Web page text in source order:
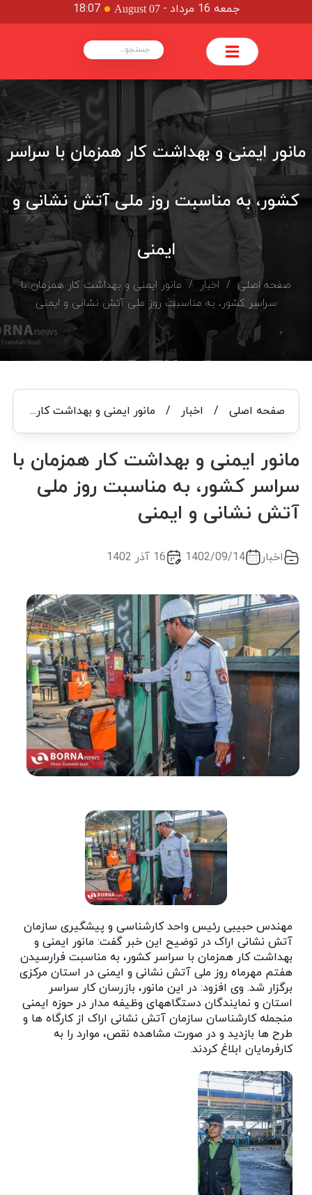
جمعه 16 مرداد -
August 07
18:07
مانور ایمنی و بهداشت کار همزمان با سراسر
کشور، به مناسبت روز ملی آتش نشانی و
ایمنی
صفحه اصلی/ اخبار
/ مانور ایمنی و بهداشت کار همزمان با
سراسر کشور، به مناسبت روز ملی آتش نشانی و ایمنی
صفحه اصلی/ اخبار / مانور ایمنی و بهداشت کار همزمان با سراسر کشور، به مناسبت روز ملی آتش نشانی و ایمنی
مانور ایمنی و بهداشت کار همزمان با
سراسر کشور، به مناسبت روز ملی
آتش نشانی و ایمنی
اخبار 1402/09/14 16 آذر 1402
مهندس حبیبی رئیس واحد کارشناسی و پیشگیری سازمان
آتش نشانی اراک در توضیح این خبر گفت: مانور ایمنی و
بهداشت کار همزمان با سراسر کشور، به مناسبت فرارسیدن
هفتم مهرماه روز ملی آتش نشانی و ایمنی در استان مرکزی
برگزار شد. وی افزود: در این مانور، بازرسان کار سراسر
استان و نمایندگان دستگاههای وظیفه مدار در حوزه ایمنی
منجمله کارشناسان سازمان آتش نشانی اراک از کارگاه ها و
طرح ها بازدید و در صورت مشاهده نقص، موارد را به
کارفرمایان ابلاغ کردند.